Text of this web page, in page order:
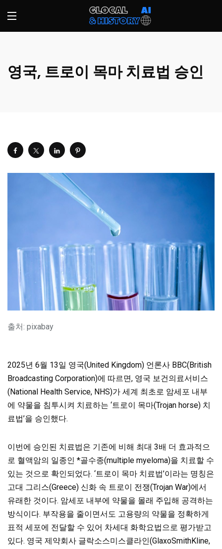
영국, 트로이 목마 치료법 승인
출처: pixabay
2025년 6월 13일 영국(United Kingdom) 언론사 BBC(British
Broadcasting Corporation)에 따르면, 영국 보건의료서비스
(National Health Service, NHS)가 세계 최초로 암세포 내부
에 약물을 침투시켜 치료하는 ‘트로이 목마(Trojan horse) 치
료법’을 승인했다.
이번에 승인된 치료법은 기존에 비해 최대 3배 더 효과적으
로 혈액암의 일종인 *골수종(multiple myeloma)을 치료할 수
있는 것으로 확인되었다. ‘트로이 목마 치료법’이라는 명칭은
고대 그리스(Greece) 신화 속 트로이 전쟁(Trojan War)에서
유래한 것이다. 암세포 내부에 약물을 몰래 주입해 공격하는
방식이다. 부작용을 줄이면서도 고용량의 약물을 정확하게
표적 세포에 전달할 수 있어 차세대 화학요법으로 평가받고
있다. 영국 제약회사 글락소스미스클라인(GlaxoSmithKline,